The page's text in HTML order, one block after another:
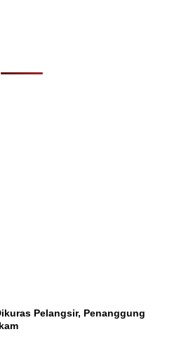
Pelangsir, Penanggung